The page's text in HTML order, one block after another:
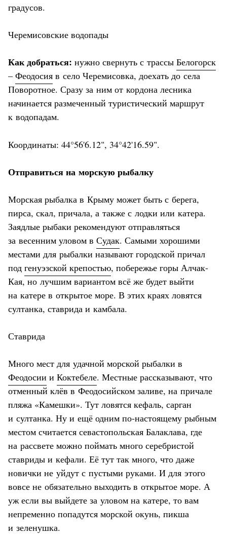
градусов.
Черемисовские водопады
Как добраться: нужно свернуть с трассы Белогорск
– Феодосия в село Черемисовка, доехать до села
Поворотное. Сразу за ним от кордона лесника
начинается размеченный туристический маршрут
к водопадам.
Координаты: 44°56'6.12", 34°42'16.59".
Отправиться на морскую рыбалку
Морская рыбалка в Крыму может быть с берега,
пирса, скал, причала, а также с лодки или катера.
Заядлые рыбаки рекомендуют отправляться
за весенним уловом в Судак. Самыми хорошими
местами для рыбалки называют городской причал
под генуэзской крепостью, побережье горы Алчак-
Кая, но лучшим вариантом всё же будет выйти
на катере в открытое море. В этих краях ловятся
султанка, ставрида и камбала.
Ставрида
Много мест для удачной морской рыбалки в
Феодосии и Коктебеле. Местные рассказывают, что
отменный клёв в Феодосийском заливе, на причале
пляжа «Камешки». Тут ловятся кефаль, сарган
и султанка. Ну и ещё одним по-настоящему рыбным
местом считается севастопольская Балаклава, где
на рассвете можно поймать много серебристой
ставриды и кефали. Её тут так много, что даже
новички не уйдут с пустыми руками. И для этого
вовсе не обязательно выходить в открытое море. А
уж если вы выйдете за уловом на катере, то вам
непременно попадутся морской окунь, пикша
и зеленушка.